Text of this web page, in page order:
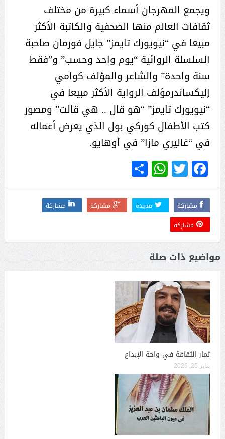
ويجمع المهرجان أسماء كبيرة من مختلف
ثقافات العالم منها الصحفية والكاتبة الأكثر
مبيعا في “نيويورك تايمز” جايل فورمان صاحبة
السلسلة الروائية “يوم واحد وحسب” و”فقط
سنة واحدة” والشاعر والمؤلف كوامي
إليكساندرمؤلف الرواية الأكثر مبيعا في
“نيويورك تايمز” “هو قال .. هي قالت” ومصور
كتب الأطفال كوركي بول الذي يعرض أعماله
في “غاليري مازا” في أوهايو.
Facebook
Twitter
WhatsApp
Share
مشاركة تغريدة مشاركة
مشاركة
مشاركة
مواضيع ذات صلة
ثمار الثقافة في واحة الإبداع
يناير 25, 2026